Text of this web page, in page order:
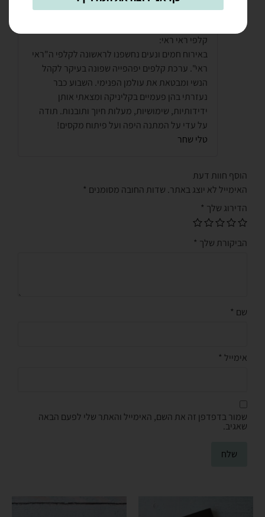
דורג5מתוך
קלפי ראי ראי:
באירוח חמים ונעים נחשפנו לראשונה לקלפי ה"ראי
ראי". ערכת קלפים יפהפייה שפונה בעיקר לקהל
הנשי ומבטאת את עולמן הפנימי. השבוע כבר
נעזרתי בהן פעמיים בקליניקה ומצאתי אותן
ידידותיות, שימושיות, מעלות חיוך ותובנות. תודה
על עדי על המתנה היפה ועל פיתוח מקסים!
טלי שחר
הוסף חוות דעת
האימייל לא יוצג באתר. שדות החובה מסומנים*
הדירוג שלך*
הביקורת שלך*
שם*
אימייל*
שמור בדפדפן זה את השם, האימייל והאתר שלי לפעם הבאה
שאגיב.